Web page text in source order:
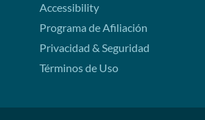
Accessibility
Programa de Afiliación
Privacidad & Seguridad
Términos de Uso